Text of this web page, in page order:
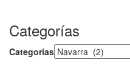
Categorías
Categorías